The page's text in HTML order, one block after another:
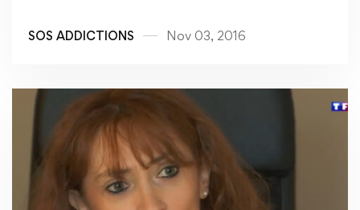
SOS ADDICTIONS Nov 03, 2016